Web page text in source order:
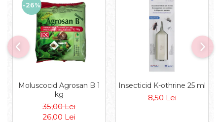
-26%
Moluscocid Agrosan B 1
kg
35,00 Lei
26,00 Lei
Insecticid K-othrine 25 ml
8,50 Lei